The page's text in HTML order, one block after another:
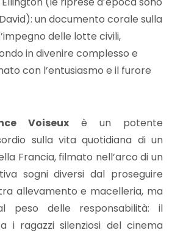
un documento corale sulla
delle lotte civili,
in divenire complesso e
con l’entusiasmo e il furore
Voiseux è un potente
sulla vita quotidiana di un
Francia, filmato nell’arco di un
sogni diversi dal proseguire
allevamento e macelleria, ma
peso delle responsabilità: il
i ragazzi silenziosi del cinema